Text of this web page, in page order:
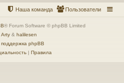
Пользователи
Наша команда
® Forum Software © phpBB Limited
Arty & halilesen
поддержка phpBB
| Правила